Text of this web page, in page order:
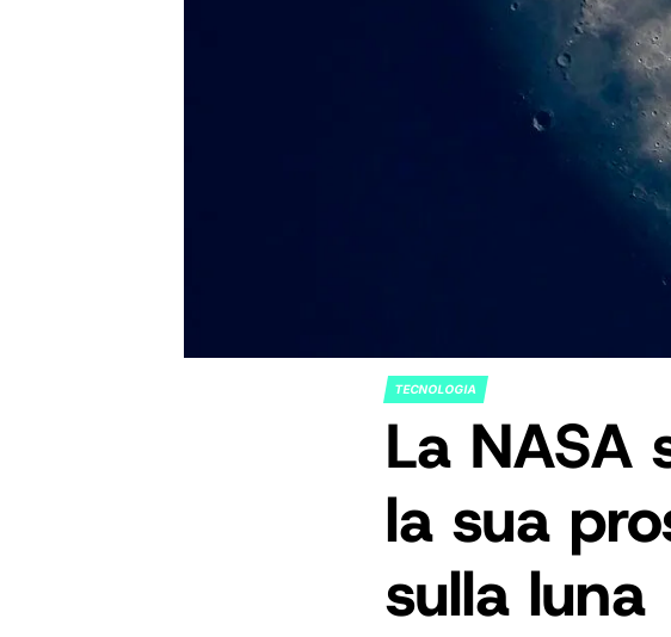
POSTED
IN
TECNOLOGIA
La NASA
la sua
sulla luna